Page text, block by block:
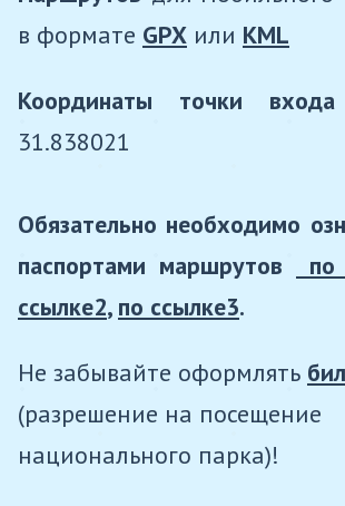
в формате GPX или KML
Координаты точки входа
31.838021
Обязательно необходимо
паспортами маршрутов
по
ссылке2, по ссылке3.
Не забывайте оформлять
(разрешение на посещение
национального парка)!